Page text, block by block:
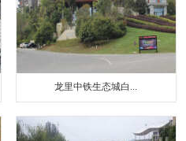
龙里中铁生态城白...